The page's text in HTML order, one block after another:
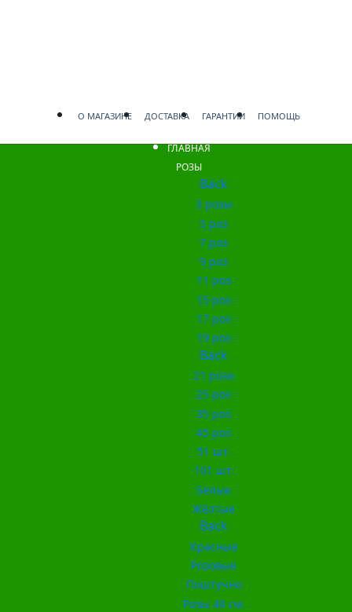
О МАГАЗИНЕ ДОСТАВКА ГАРАНТИИ ПОМОЩЬ
ГЛАВНАЯ
РОЗЫ
Back
3 розы
5 роз
7 роз
9 роз
11 роз
15 роз
17 роз
19 роз
Back
21 роза
25 роз
35 роз
45 роз
51 шт.
101 шт.
Белые
Жёлтые
Back
Красные
Розовые
Поштучно
Розы 40 см.